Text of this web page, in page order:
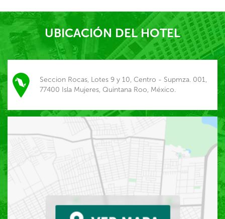
UBICACIÓN DEL HOTEL
Seccion Rocas, Lotes 9 y 10, Centro - Supmza. 001,
77400 Isla Mujeres, Quintana Roo, México.